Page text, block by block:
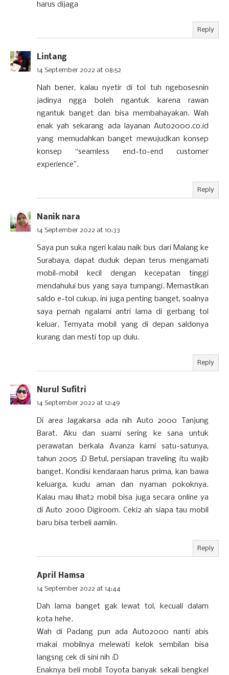
harus dijaga
Reply
Lintang
14 September 2022 at 08:52
Nah bener, kalau nyetir di tol tuh ngebosesnin
jadinya ngga boleh ngantuk karena rawan
ngantuk banget dan bisa membahayakan. Wah
enak yah sekarang ada layanan Auto2000.co.id
yang memudahkan banget mewujudkan konsep
konsep “seamless end-to-end customer
experience”.
Reply
Nanik nara
14 September 2022 at 10:33
Saya pun suka ngeri kalau naik bus dari Malang ke
Surabaya, dapat duduk depan terus mengamati
mobil-mobil kecil dengan kecepatan tinggi
mendahului bus yang saya tumpangi. Memastikan
saldo e-tol cukup, ini juga penting banget, soalnya
saya pernah ngalami antri lama di gerbang tol
keluar. Ternyata mobil yang di depan saldonya
kurang dan mesti top up dulu.
Reply
Nurul Sufitri
14 September 2022 at 12:49
Di area Jagakarsa ada nih Auto 2000 Tanjung
Barat. Aku dan suami sering ke sana untuk
perawatan berkala Avanza kami satu-satunya,
tahun 2005 :D Betul, persiapan traveling itu wajib
banget. Kondisi kendaraan harus prima, kan bawa
keluarga, kudu aman dan nyaman pokoknya.
Kalau mau lihat2 mobil bisa juga secara online ya
di Auto 2000 Digiroom. Ceki2 ah siapa tau mobil
baru bisa terbeli aamiin.
Reply
April Hamsa
14 September 2022 at 14:44
Dah lama banget gak lewat tol, kecuali dalam
kota hehe.
Wah di Padang pun ada Auto2000 nanti abis
makai mobilnya melewati kelok sembilan bisa
langsng cek di sini nih :D
Enaknya beli mobil Toyota banyak sekali bengkel